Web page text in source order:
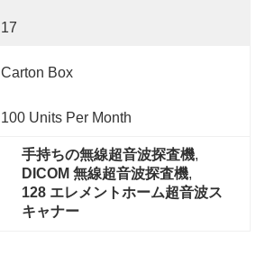
17
Carton Box
100 Units Per Month
手持ちの無線超音波探査機,
DICOM 無線超音波探査機,
128 エレメントホーム超音波ス
キャナー